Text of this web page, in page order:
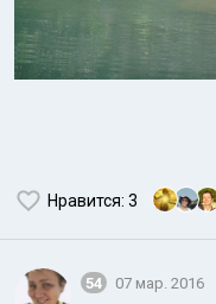
Нравится: 3
54 07 мар. 2016